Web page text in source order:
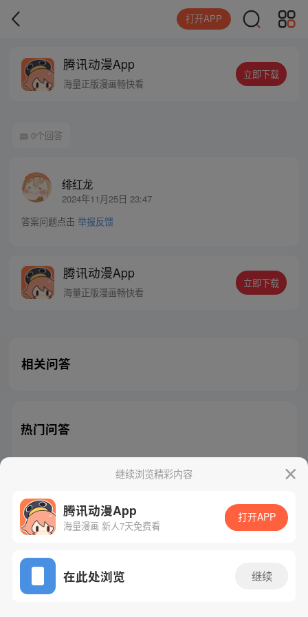
打开APP
腾讯动漫App
海量正版漫画畅快看
立即下载
0个回答
绯红龙
2024年11月25日 23:47
答案问题点击 举报反馈
腾讯动漫App
海量正版漫画畅快看
立即下载
相关问答
热门问答
继续浏览精彩内容
腾讯动漫App
海量漫画 新人7天免费看
打开APP
在此处浏览 继续
腾讯漫画 起点读书 QQ阅读
网站备案/许可证号：粤B2-20090059-5